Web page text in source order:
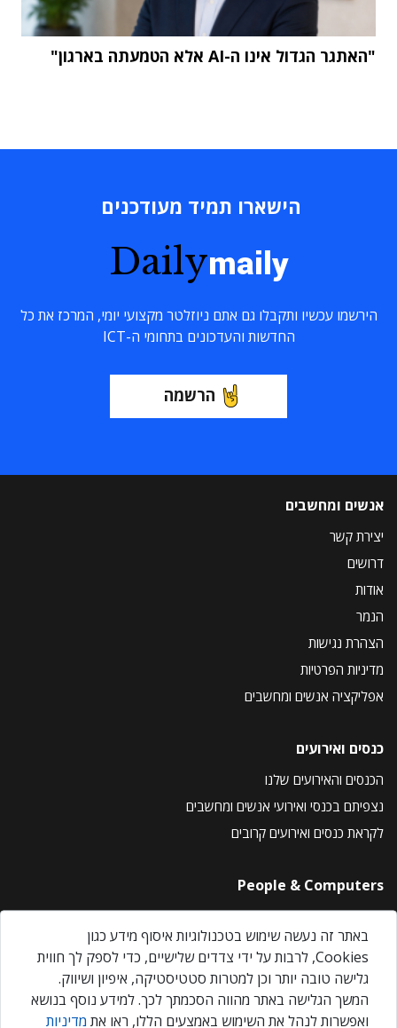
"האתגר הגדול אינו ה-AI אלא הטמעתה בארגון"
הישארו תמיד מעודכנים
Dailymaily
הירשמו עכשיו ותקבלו גם אתם ניוזלטר מקצועי יומי, המרכז את כל
החדשות והעדכונים בתחומי ה-ICT
הרשמה
אנשים ומחשבים
יצירת קשר
דרושים
אודות
הנמר
הצהרת נגישות
מדיניות הפרטיות
אפליקציה אנשים ומחשבים
כנסים ואירועים
הכנסים והאירועים שלנו
נצפיתם בכנסי ואירועי אנשים ומחשבים
לקראת כנסים ואירועים קרובים
People & Computers
About Us
Privacy Policy
Contact Us
Our Events
באתר זה נעשה שימוש בטכנולוגיות איסוף מידע כגון
Cookies, לרבות על ידי צדדים שלישיים, כדי לספק לך חווית
גלישה טובה יותר וכן למטרות סטטיסטיקה, איפיון ושיווק.
המשך הגלישה באתר מהווה הסכמתך לכך. למידע נוסף בנושא
ואפשרות לנהל את השימוש באמצעים הללו, ראו את מדיניות